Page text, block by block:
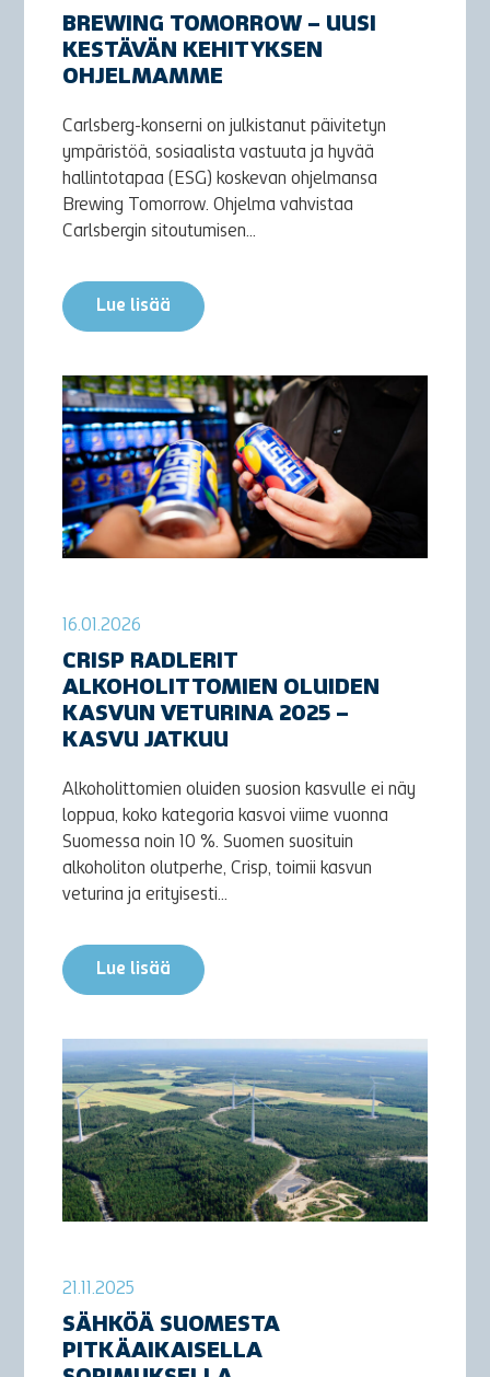
BREWING TOMORROW – UUSI
KESTÄVÄN KEHITYKSEN
OHJELMAMME
Carlsberg-konserni on julkistanut päivitetyn
ympäristöä, sosiaalista vastuuta ja hyvää
hallintotapaa (ESG) koskevan ohjelmansa
Brewing Tomorrow. Ohjelma vahvistaa
Carlsbergin sitoutumisen...
Lue lisää
16.01.2026
CRISP RADLERIT
ALKOHOLITTOMIEN OLUIDEN
KASVUN VETURINA 2025 –
KASVU JATKUU
Alkoholittomien oluiden suosion kasvulle ei näy
loppua, koko kategoria kasvoi viime vuonna
Suomessa noin 10 %. Suomen suosituin
alkoholiton olutperhe, Crisp, toimii kasvun
veturina ja erityisesti...
Lue lisää
21.11.2025
SÄHKÖÄ SUOMESTA
PITKÄAIKAISELLA